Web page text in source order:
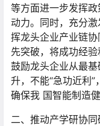
等方面进一步发挥
动力。同时，充分
挥龙头企业产业链
先突破，将成功经
鼓励龙头企业从最
升，不能“急功近利”
确保我 国智能制造
二、推动产学研协